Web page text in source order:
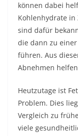
können dabei
Kohlenhydrate in
sind dafür
die dann zu
führen. Aus
Abnehmen
Heutzutage ist
Problem. Dies
Vergleich zu
viele